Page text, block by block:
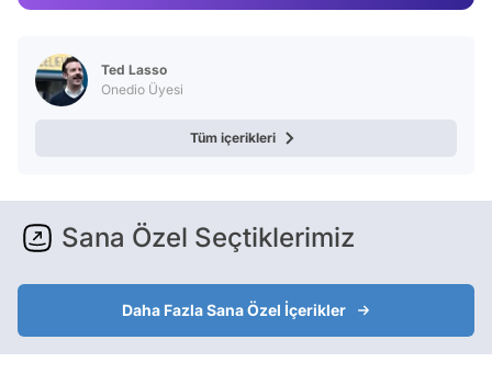
Ted Lasso
Onedio Üyesi
Tüm içerikleri
Sana Özel Seçtiklerimiz
Daha Fazla Sana Özel İçerikler